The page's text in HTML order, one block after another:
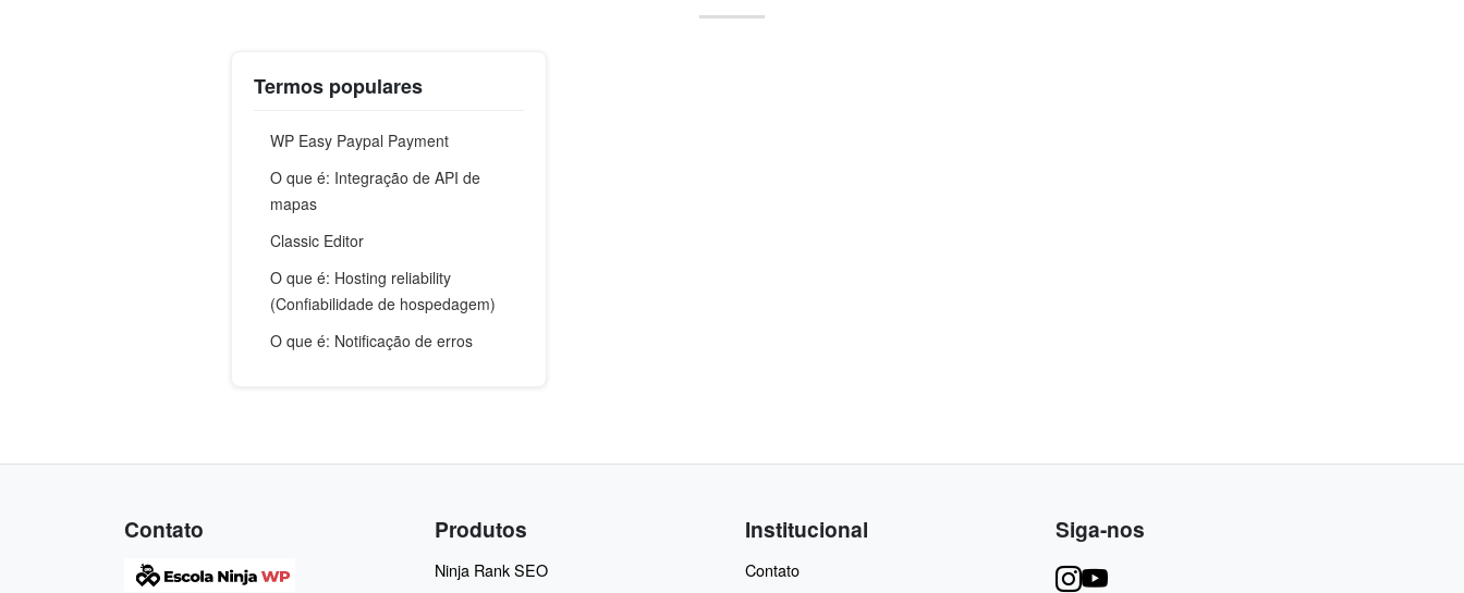
Termos populares
WP Easy Paypal Payment
O que é: Integração de API de
mapas
Classic Editor
O que é: Hosting reliability
(Confiabilidade de hospedagem)
O que é: Notificação de erros
Contato Produtos
Ninja Rank SEO
Institucional
Contato
Siga-nos